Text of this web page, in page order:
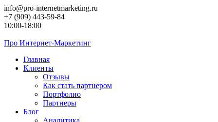
Перейти
к
контенту
info@pro-internetmarketing.ru
+7 (909) 443-59-84
10:00-18:00
Про Интернет-Маркетинг
Главная
Клиенты
Отзывы
Как стать партнером
Портфолио
Партнеры
Блог
Аналитика